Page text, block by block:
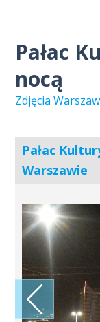
Pałac
nocą
Zdjęcia
Pałac
Warszawie